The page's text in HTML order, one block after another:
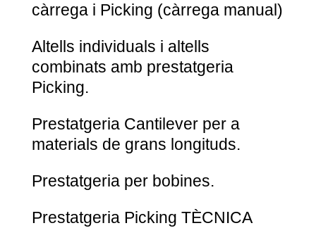
càrrega i Picking (càrrega manual)
Altells individuals i altells
combinats amb prestatgeria
Picking.
Prestatgeria Cantilever per a
materials de grans longituds.
Prestatgeria per bobines.
Prestatgeria Picking TÈCNICA